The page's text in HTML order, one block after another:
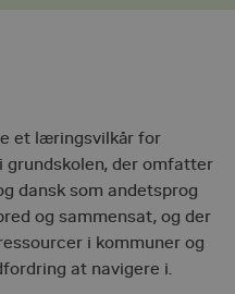
et læringsvilkår for
grundskolen, der omfatter
dansk som andetsprog
og sammensat, og der
i kommuner og
at navigere i.